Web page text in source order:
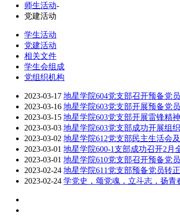
师生活动-
党建活动
学生活动
党建活动
相关文件
学生会组成
党组织机构
2023-03-17 地星学院604党支部召开预备党
2023-03-16 地星学院603党支部开展预备党
2023-03-15 地星学院603党支部开展雷锋精
2023-03-03 地星学院603党支部成功开展组
2023-03-02 地星学院612党支部民主生活会
2023-03-01 地星学院600-1支部成功召开2月
2023-03-01 地星学院610党支部召开预备党
2023-02-24 地星学院611党支部预备党员转
2023-02-24 学党史，颂党魂，立斗志，扬